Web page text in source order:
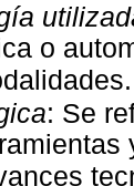
o
: Se